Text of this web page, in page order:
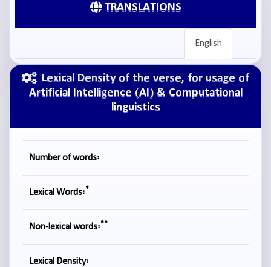
Lexical Density of the verse, for usage of
Artificial Intelligence (AI) & Computational
linguistics
Number of words:
Lexical Words:*
Non-lexical words:**
Lexical Density:
TRANSLATIONS
English